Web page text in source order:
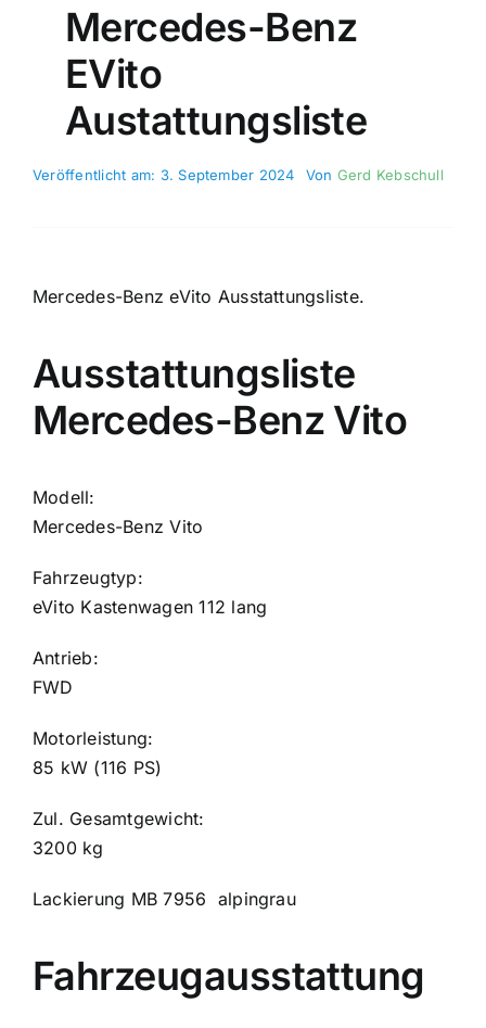
Mercedes-Benz
EVito
Austattungsliste
Veröffentlicht am: 3. September 2024 Von Gerd Kebschull
Mercedes-Benz eVito Ausstattungsliste.
Ausstattungsliste
Mercedes-Benz Vito
Modell:
Mercedes-Benz Vito
Fahrzeugtyp:
eVito Kastenwagen 112 lang
Antrieb:
FWD
Motorleistung:
85 kW (116 PS)
Zul. Gesamtgewicht:
3200 kg
Lackierung MB 7956 alpingrau
Fahrzeugausstattung